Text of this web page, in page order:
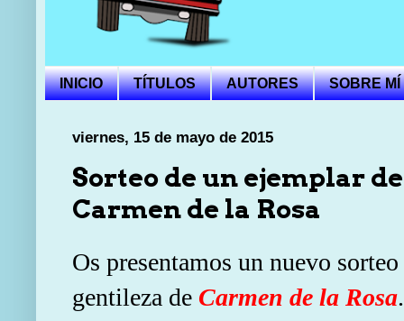
INICIO TÍTULOS AUTORES SOBRE MÍ
viernes, 15 de mayo de 2015
Sorteo de un ejemplar
Carmen de la Rosa
Os presentamos un nuevo
gentileza de Carmen de la Rosa